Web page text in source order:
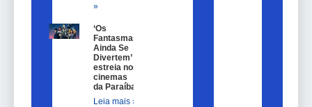
»
‘Os
Fantasmas
Ainda Se
Divertem’
estreia nos
cinemas
da Paraíba
Leia mais »